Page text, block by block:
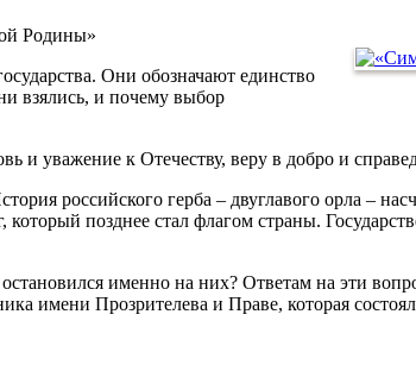
Родины»
Они обозначают единство
взялись, и почему выбор
уважение к Отечеству, веру в добро и
российского герба – двуглавого орла –
который позднее стал флагом страны.
именно на них? Ответам на эти
имени Прозрителева и Праве, которая